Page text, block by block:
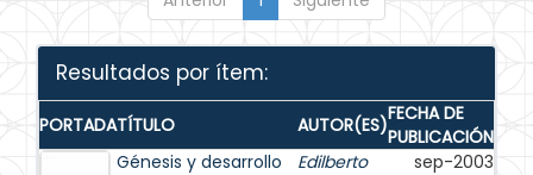
Resultados por ítem:
PORTADATÍTULO AUTOR(ES)FECHA DE
PUBLICACIÓN
Génesis y desarrollo
Edilberto
sep-2003